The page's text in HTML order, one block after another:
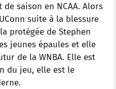
saison en NCAA. Alors
suite à la blessure
protégée de Stephen
jeunes épaules et elle
de la WNBA. Elle est
du jeu, elle est le